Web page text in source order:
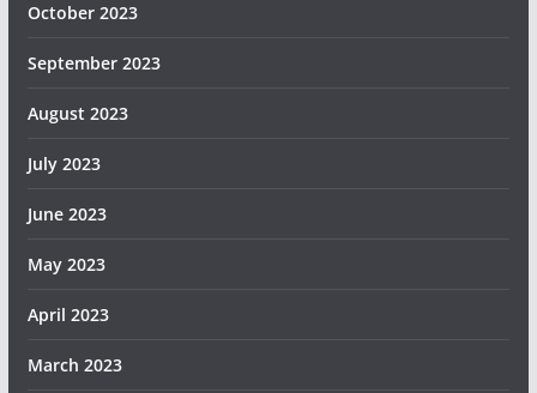
October 2023
September 2023
August 2023
July 2023
June 2023
May 2023
April 2023
March 2023